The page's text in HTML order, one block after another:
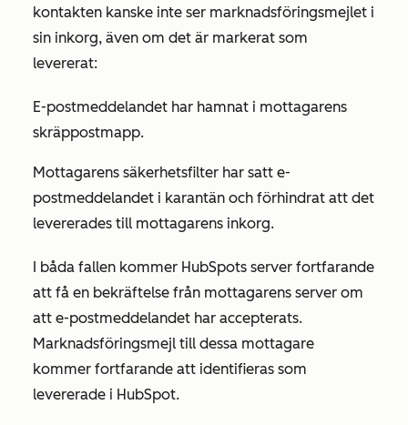
kontakten kanske inte ser marknadsföringsmejlet i
sin inkorg, även om det är markerat som
levererat:
E-postmeddelandet har hamnat i mottagarens
skräppostmapp.
Mottagarens säkerhetsfilter har satt e-
postmeddelandet i karantän och förhindrat att det
levererades till mottagarens inkorg.
I båda fallen kommer HubSpots server fortfarande
att få en bekräftelse från mottagarens server om
att e-postmeddelandet har accepterats.
Marknadsföringsmejl till dessa mottagare
kommer fortfarande att identifieras som
levererade i HubSpot.